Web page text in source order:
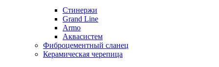
Стинержи
Grand Line
Armo
Аквасистем
Фиброцементный сланец
Керамическая черепица